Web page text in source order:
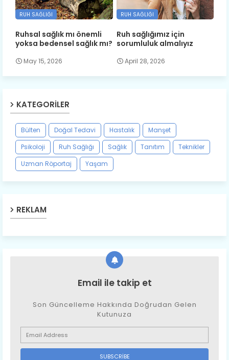
RUH SAĞLIĞI
Ruhsal sağlık mı önemli
yoksa bedensel sağlık mı?
May 15, 2026
RUH SAĞLIĞI
Ruh sağlığımız için
sorumluluk almalıyız
April 28, 2026
KATEGORILER
Bülten Doğal Tedavi Hastalık
Manşet
Psikoloji
Ruh Sağlığı Sağlık Tanıtım
Teknikler
Uzman Röportaj
Yaşam
REKLAM
Email ile takip et
Son Güncelleme Hakkında Doğrudan Gelen
Kutunuza